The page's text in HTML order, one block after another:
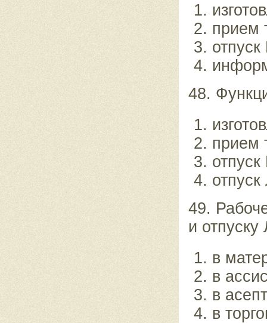
прием
48.
прием
49.
и отпуску
в
в
в
в